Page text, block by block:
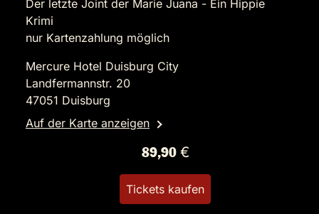
Der letzte Joint der Marie Juana - Ein Hippie
Krimi
nur Kartenzahlung möglich
Mercure Hotel Duisburg City
Landfermannstr. 20
47051 Duisburg
Auf der Karte anzeigen
89,90 €
Tickets kaufen